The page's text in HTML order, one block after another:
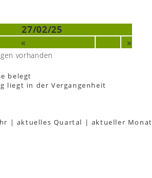
27/02/25
«
»
vorhanden
belegt
liegt in der Vergangenheit
| aktuelles Quartal | aktueller Monat